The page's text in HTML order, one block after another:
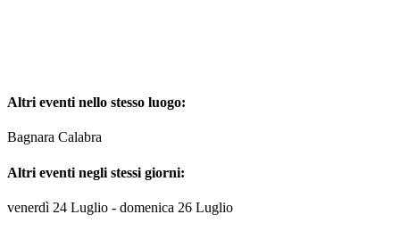
Altri eventi nello stesso luogo:
Bagnara Calabra
Altri eventi negli stessi giorni:
venerdì 24 Luglio - domenica 26 Luglio